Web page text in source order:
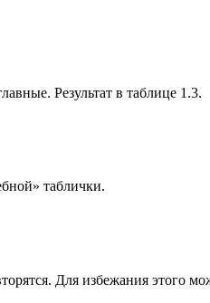
Результат в таблице 1.3.
таблички.
Для избежания этого